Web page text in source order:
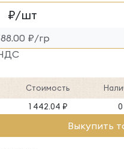
₽/шт
₽/гр
Стоимость
1 442.04 ₽ 0
Выкупить